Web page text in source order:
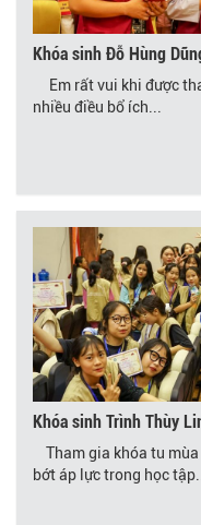
Khóa sinh Đỗ Hùng
Em rất vui khi được
nhiều điều bổ ích...
Khóa sinh Trình Thùy
Tham gia khóa tu
bớt áp lực trong học tập...